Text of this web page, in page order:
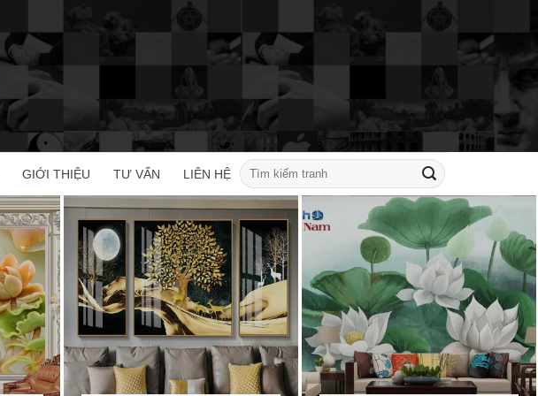
GIỚI THIỆU TƯ VẤN LIÊN HỆ
Tìm
kiếm: